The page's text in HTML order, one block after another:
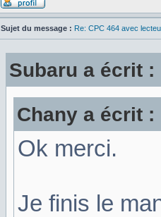
Sujet du message : Re: CPC 464 avec
Subaru a écrit :
Chany a écrit :
Ok merci.
Je finis le